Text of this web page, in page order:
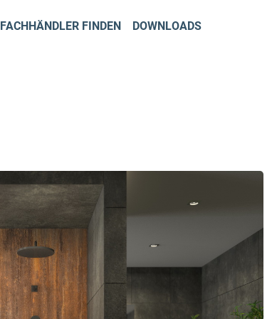
FACHHÄNDLER FINDEN
DOWNLOADS